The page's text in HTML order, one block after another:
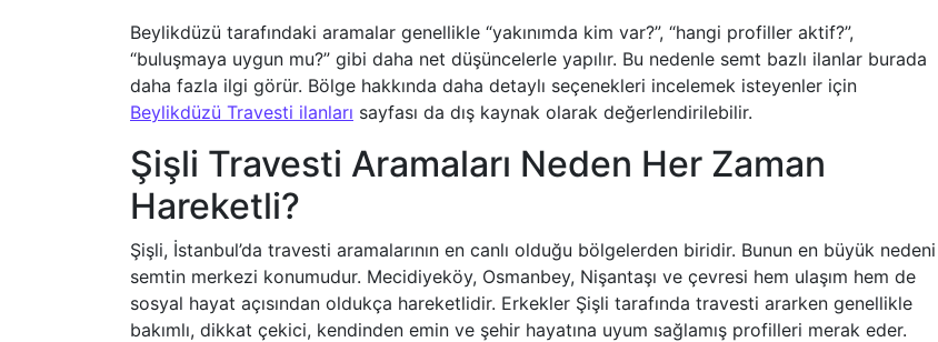
Beylikdüzü tarafındaki aramalar genellikle “yakınımda kim var?”, “hangi profiller aktif?”,
“buluşmaya uygun mu?” gibi daha net düşüncelerle yapılır. Bu nedenle semt bazlı ilanlar burada
daha fazla ilgi görür. Bölge hakkında daha detaylı seçenekleri incelemek isteyenler için
Beylikdüzü Travesti ilanları sayfası da dış kaynak olarak değerlendirilebilir.
Şişli Travesti Aramaları Neden Her Zaman
Hareketli?
Şişli, İstanbul’da travesti aramalarının en canlı olduğu bölgelerden biridir. Bunun en büyük nedeni
semtin merkezi konumudur. Mecidiyeköy, Osmanbey, Nişantaşı ve çevresi hem ulaşım hem de
sosyal hayat açısından oldukça hareketlidir. Erkekler Şişli tarafında travesti ararken genellikle
bakımlı, dikkat çekici, kendinden emin ve şehir hayatına uyum sağlamış profilleri merak eder.